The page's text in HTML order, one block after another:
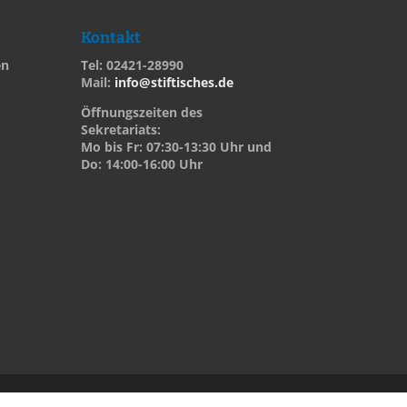
Kontakt
Tel: 02421-28990
Mail: info@stiftisches.de
Öffnungszeiten des
Sekretariats:
Mo bis Fr: 07:30-13:30 Uhr und
Do: 14:00-16:00 Uhr